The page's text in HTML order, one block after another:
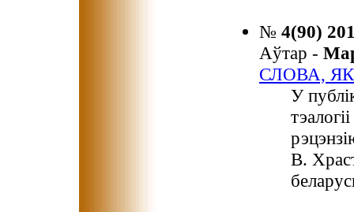
№ 4(90)
Аўтар -
СЛОВА,
У
В.